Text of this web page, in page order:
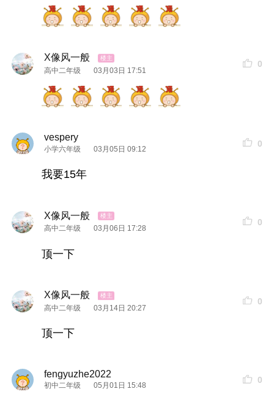
X像风一般
高中二年级 03月03日 17:51
0
vespery
小学六年级 03月05日 09:12
0
我要15年
X像风一般
高中二年级 03月06日 17:28
0
顶一下
X像风一般
高中二年级 03月14日 20:27
0
顶一下
fengyuzhe2022
初中二年级 05月01日 15:48
0